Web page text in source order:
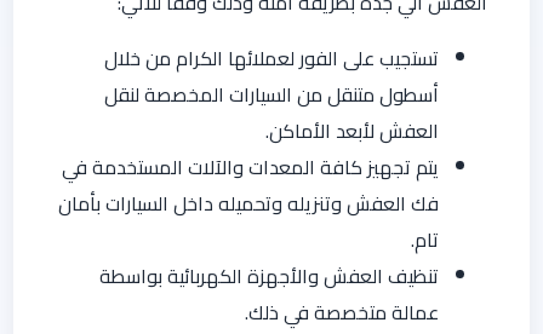
تستجيب على الفور لعملائها الكرام من خلال
أسطول متنقل من السيارات المخصصة لنقل
العفش لأبعد الأماكن.
يتم تجهيز كافة المعدات والآلات المستخدمة في
فك العفش وتنزيله وتحميله داخل السيارات بأمان
تام.
تنظيف العفش والأجهزة الكهربائية بواسطة
عمالة متخصصة في ذلك.